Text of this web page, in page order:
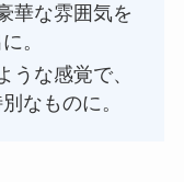
華な雰囲気を
。
うな感覚で、
なものに。